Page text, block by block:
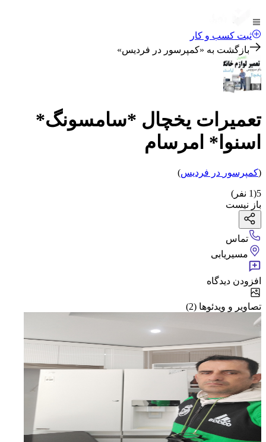
ثبت کسب و کار
بازگشت به «کمپرسور در فردیس»
تعمیرات یخچال *سامسونگ*
اسنوا* امرسام
(کمپرسور در فردیس)
5
(
1 نفر)
باز نیست
تماس
مسیریابی
افزودن دیدگاه
تصاویر و ویدئوها (2)